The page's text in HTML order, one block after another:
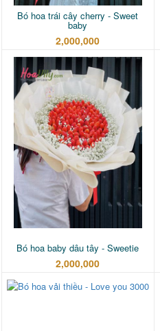
Bó hoa trái cây cherry - Sweet
baby
2,000,000
Bó hoa baby dâu tây - Sweetie
2,000,000